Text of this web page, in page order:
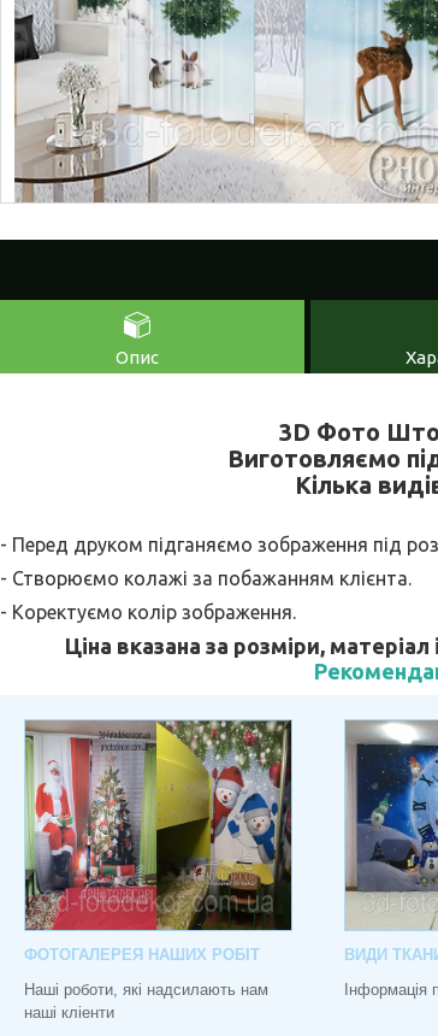
Опис
3D Фото
Виготовляємо
Кілька
- Перед друком підганяємо зображення під
- Створюємо колажі за побажанням клієнта.
- Коректуємо колір зображення.
Ціна вказана за розміри, матеріал
ФОТОГАЛЕРЕЯ НАШИХ РОБІТ
Наші роботи, які надсилають нам
наші кліенти
ВИДИ
Інформація